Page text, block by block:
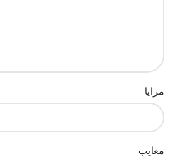
مزایا
معایب